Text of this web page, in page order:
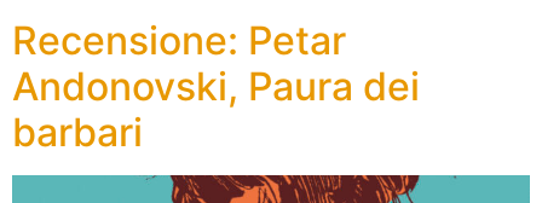
Recensione: Petar
Andonovski, Paura dei
barbari